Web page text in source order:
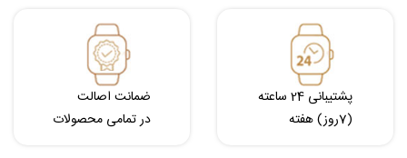
پشتیبانی 24 ساعته
(7روز) هفته
ضمانت اصالت
در تمامی محصولات